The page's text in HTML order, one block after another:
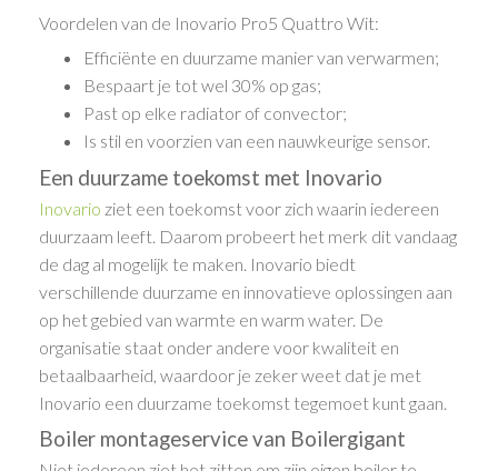
Voordelen van de Inovario Pro5 Quattro Wit:
Efficiënte en duurzame manier van verwarmen;
Bespaart je tot wel 30% op gas;
Past op elke radiator of convector;
Is stil en voorzien van een nauwkeurige sensor.
Een duurzame toekomst met Inovario
Inovario ziet een toekomst voor zich waarin iedereen
duurzaam leeft. Daarom probeert het merk dit vandaag
de dag al mogelijk te maken. Inovario biedt
verschillende duurzame en innovatieve oplossingen aan
op het gebied van warmte en warm water. De
organisatie staat onder andere voor kwaliteit en
betaalbaarheid, waardoor je zeker weet dat je met
Inovario een duurzame toekomst tegemoet kunt gaan.
Boiler montageservice van Boilergigant